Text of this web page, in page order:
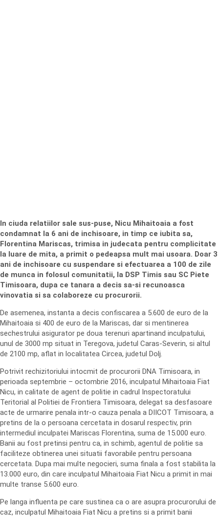
In ciuda relatiilor sale sus-puse, Nicu Mihaitoaia a fost
condamnat la 6 ani de inchisoare, in timp ce iubita sa,
Florentina Mariscas, trimisa in judecata pentru complicitate
la luare de mita, a primit o pedeapsa mult mai usoara. Doar 3
ani de inchisoare cu suspendare si efectuarea a 100 de zile
de munca in folosul comunitatii, la DSP Timis sau SC Piete
Timisoara, dupa ce tanara a decis sa-si recunoasca
vinovatia si sa colaboreze cu procurorii.
De asemenea, instanta a decis confiscarea a 5.600 de euro de la
Mihaitoaia si 400 de euro de la Mariscas, dar si mentinerea
sechestrului asigurator pe doua terenuri apartinand inculpatului,
unul de 3000 mp situat in Teregova, judetul Caras-Severin, si altul
de 2100 mp, aflat in localitatea Circea, judetul Dolj.
Potrivit rechizitoriului intocmit de procurorii DNA Timisoara, in
perioada septembrie – octombrie 2016, inculpatul Mihaitoaia Fiat
Nicu, in calitate de agent de politie in cadrul Inspectoratului
Teritorial al Politiei de Frontiera Timisoara, delegat sa desfasoare
acte de urmarire penala intr-o cauza penala a DIICOT Timisoara, a
pretins de la o persoana cercetata in dosarul respectiv, prin
intermediul inculpatei Mariscas Florentina, suma de 15.000 euro.
Banii au fost pretinsi pentru ca, in schimb, agentul de politie sa
faciliteze obtinerea unei situatii favorabile pentru persoana
cercetata. Dupa mai multe negocieri, suma finala a fost stabilita la
13.000 euro, din care inculpatul Mihaitoaia Fiat Nicu a primit in mai
multe transe 5.600 euro.
Pe langa influenta pe care sustinea ca o are asupra procurorului de
caz, inculpatul Mihaitoaia Fiat Nicu a pretins si a primit banii